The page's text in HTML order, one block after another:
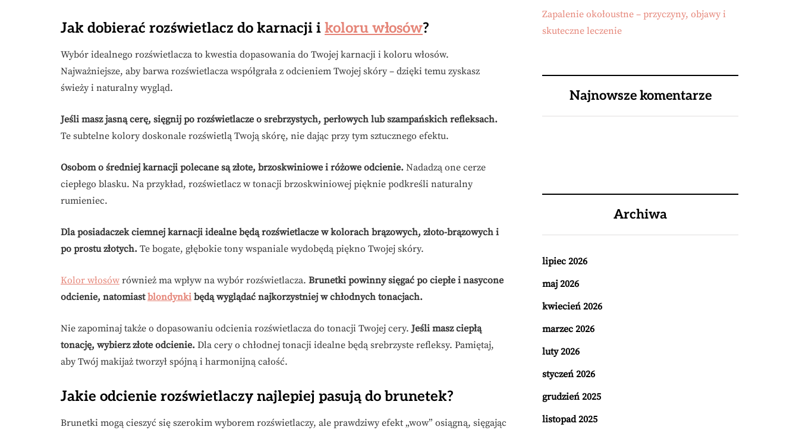
Jak dobierać rozświetlacz do karnacji i koloru włosów?
Wybór idealnego rozświetlacza to kwestia dopasowania do Twojej karnacji i koloru włosów.
Najważniejsze, aby barwa rozświetlacza współgrała z odcieniem Twojej skóry – dzięki temu zyskasz
świeży i naturalny wygląd.
Jeśli masz jasną cerę, sięgnij po rozświetlacze o srebrzystych, perłowych lub szampańskich refleksach.
Te subtelne kolory doskonale rozświetlą Twoją skórę, nie dając przy tym sztucznego efektu.
Osobom o średniej karnacji polecane są złote, brzoskwiniowe i różowe odcienie. Nadadzą one cerze
ciepłego blasku. Na przykład, rozświetlacz w tonacji brzoskwiniowej pięknie podkreśli naturalny
rumieniec.
Dla posiadaczek ciemnej karnacji idealne będą rozświetlacze w kolorach brązowych, złoto-brązowych i
po prostu złotych. Te bogate, głębokie tony wspaniale wydobędą piękno Twojej skóry.
Kolor włosów również ma wpływ na wybór rozświetlacza. Brunetki powinny sięgać po ciepłe i nasycone
odcienie, natomiastblondynki będą wyglądać najkorzystniej w chłodnych tonacjach.
Nie zapominaj także o dopasowaniu odcienia rozświetlacza do tonacji Twojej cery.Jeśli masz ciepłą
tonację, wybierz złote odcienie. Dla cery o chłodnej tonacji idealne będą srebrzyste refleksy. Pamiętaj,
aby Twój makijaż tworzył spójną i harmonijną całość.
Jakie odcienie rozświetlaczy najlepiej pasują do brunetek?
Brunetki mogą cieszyć się szerokim wyborem rozświetlaczy, ale prawdziwy efekt „wow” osiągną, sięgając
Zapalenie okołoustne – przyczyny, objawy i
skuteczne leczenie
Najnowsze komentarze
Archiwa
lipiec 2026
maj 2026
kwiecień 2026
marzec 2026
luty 2026
styczeń 2026
grudzień 2025
listopad 2025